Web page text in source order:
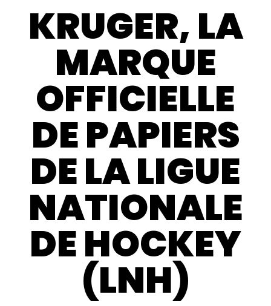
KRUGER, LA
MARQUE
OFFICIELLE
DE PAPIERS
DE LA LIGUE
NATIONALE
DE HOCKEY
(LNH)